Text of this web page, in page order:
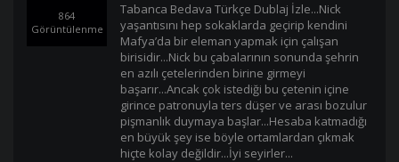
864
Görüntülenme
Tabanca Bedava Türkçe Dublaj İzle...Nick
yaşantısını hep sokaklarda geçirip kendini
Mafya’da bir eleman yapmak için çalışan
birisidir...Nick bu çabalarının sonunda şehrin
en azılı çetelerinden birine girmeyi
başarır...Ancak çok istediği bu çetenin içine
girince patronuyla ters düşer ve arası bozulur
pişmanlık duymaya başlar...Hesaba katmadığı
en büyük şey ise böyle ortamlardan çıkmak
hiçte kolay değildir...İyi seyirler...